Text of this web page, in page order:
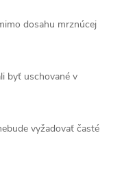
dosahu mrznúcej
byť uschované v
vyžadovať časté